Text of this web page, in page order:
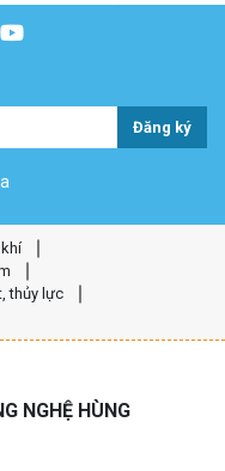
Đăng ký
thủy lực
NGHỆ HÙNG